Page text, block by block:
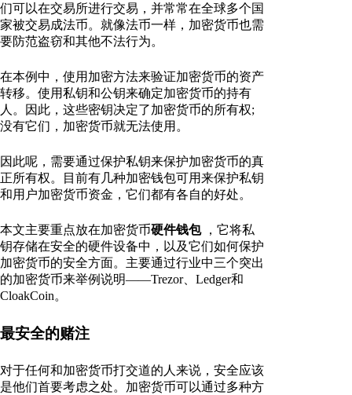
们可以在交易所进行交易，并常常在全球多个国
家被交易成法币。就像法币一样，加密货币也需
要防范盗窃和其他不法行为。
在本例中，使用加密方法来验证加密货币的资产
转移。使用私钥和公钥来确定加密货币的持有
人。因此，这些密钥决定了加密货币的所有权;
没有它们，加密货币就无法使用。
因此呢，需要通过保护私钥来保护加密货币的真
正所有权。目前有几种加密钱包可用来保护私钥
和用户加密货币资金，它们都有各自的好处。
本文主要重点放在加密货币硬件钱包 ，它将私
钥存储在安全的硬件设备中，以及它们如何保护
加密货币的安全方面。主要通过行业中三个突出
的加密货币来举例说明——Trezor、Ledger和
CloakCoin。
最安全的赌注
对于任何和加密货币打交道的人来说，安全应该
是他们首要考虑之处。加密货币可以通过多种方